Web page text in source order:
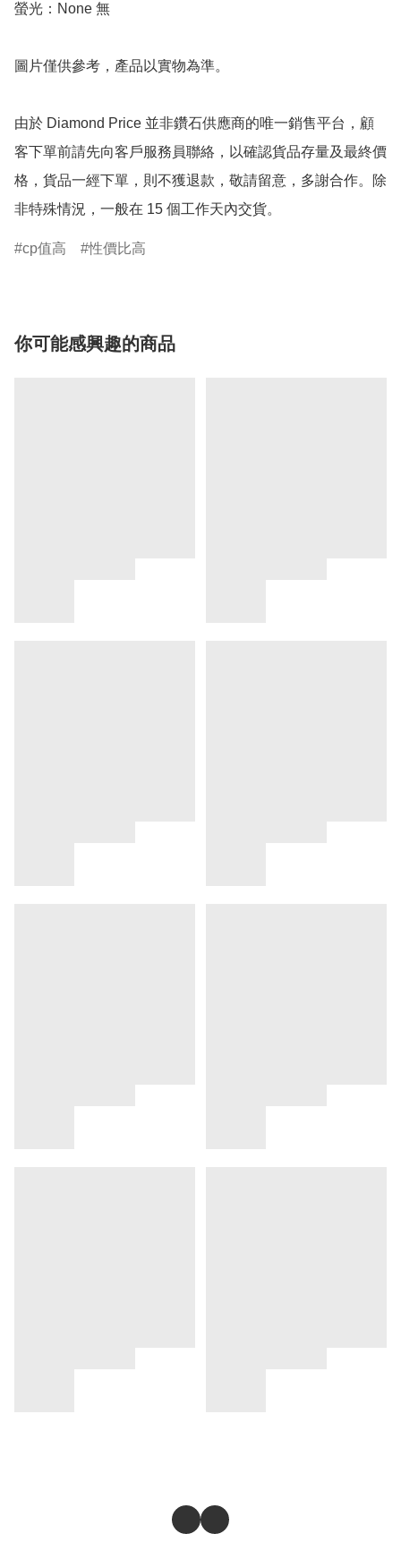
螢光：None 無
圖片僅供參考，產品以實物為準。
由於 Diamond Price 並非鑽石供應商的唯一銷售平台，顧
客下單前請先向客戶服務員聯絡，以確認貨品存量及最終價
格，貨品一經下單，則不獲退款，敬請留意，多謝合作。除
非特殊情況，一般在 15 個工作天內交貨。
cp值高 性價比高
你可能感興趣的商品